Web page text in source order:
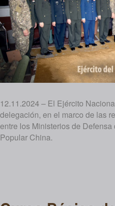
12.11.2024 – El Ejército
delegación, en el marco de las
entre los Ministerios de
Popular China.